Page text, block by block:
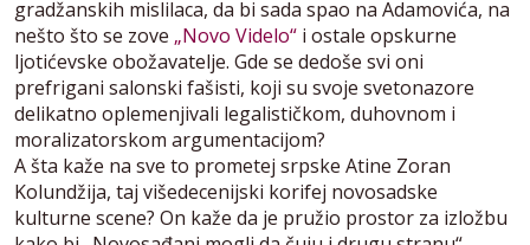
gradžanskih mislilaca, da bi sada spao na Adamovića, na
nešto što se zove „Novo Videlo“ i ostale opskurne
ljotićevske obožavatelje. Gde se dedoše svi oni
prefrigani salonski fašisti, koji su svoje svetonazore
delikatno oplemenjivali legalističkom, duhovnom i
moralizatorskom argumentacijom?
A šta kaže na sve to prometej srpske Atine Zoran
Kolundžija, taj višedecenijski korifej novosadske
kulturne scene? On kaže da je pružio prostor za izložbu